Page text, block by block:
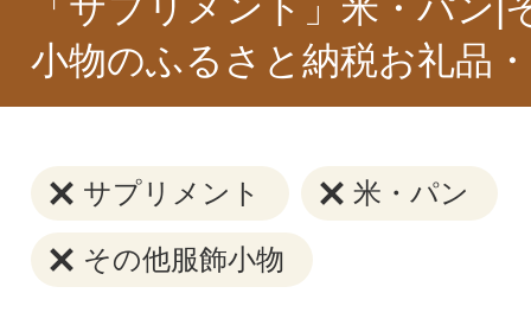
小物のふるさと納税お礼品
サプリメント 米・パン
その他服飾小物